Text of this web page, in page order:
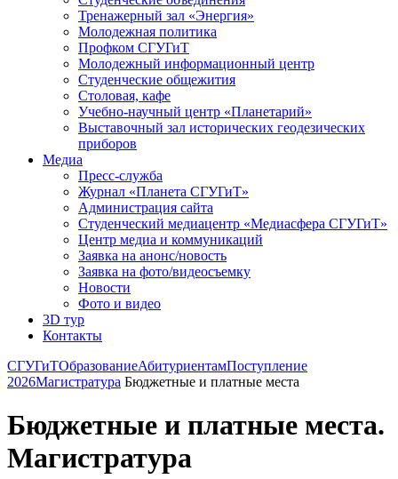
Тренажерный зал «Энергия»
Молодежная политика
Профком СГУГиТ
Молодежный информационный центр
Студенческие общежития
Столовая, кафе
Учебно-научный центр «Планетарий»
Выставочный зал исторических геодезических
приборов
Медиа
Пресс-служба
Журнал «Планета СГУГиТ»
Администрация сайта
Студенческий медиацентр «Медиасфера СГУГиТ»
Центр медиа и коммуникаций
Заявка на анонс/новость
Заявка на фото/видеосъемку
Новости
Фото и видео
3D тур
Контакты
СГУГиТОбразованиеАбитуриентамПоступление
2026Магистратура Бюджетные и платные места
Бюджетные и платные места.
Магистратура